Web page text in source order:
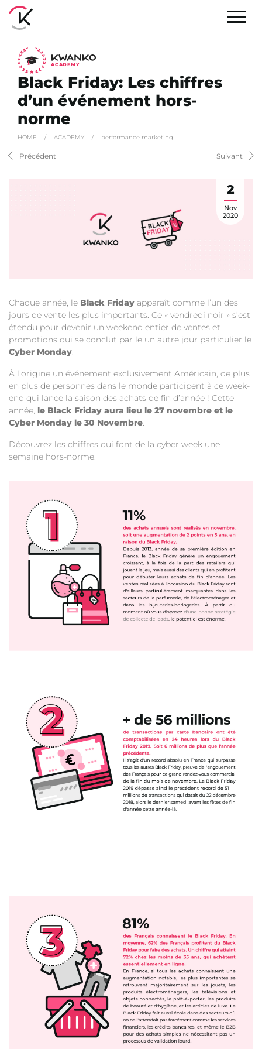
ACADEMY
Black Friday: Les chiffres
d’un événement hors-
norme
HOME / ACADEMY / performance marketing
Précédent Suivant
2
Nov
2020
Chaque année, le Black Friday apparaît comme l’un des
jours de vente les plus importants. Ce « vendredi noir » s’est
étendu pour devenir un weekend entier de ventes et
promotions qui se conclut par le un autre jour particulier le
Cyber Monday.
À l’origine un événement exclusivement Américain, de plus
en plus de personnes dans le monde participent à ce week-
end qui lance la saison des achats de fin d’année ! Cette
année, le Black Friday aura lieu le 27 novembre et le
Cyber Monday le 30 Novembre.
Découvrez les chiffres qui font de la cyber week une
semaine hors-norme.